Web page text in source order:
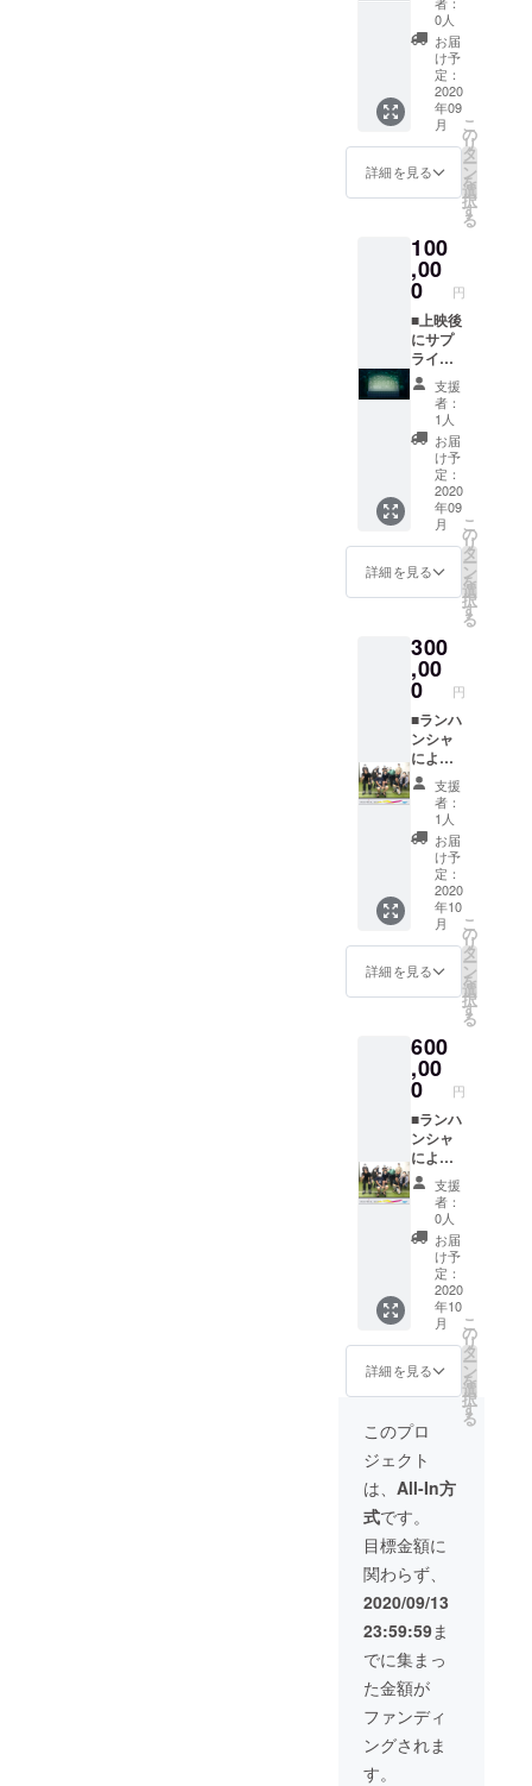
い。 ■
上映前
のオー
プニン
グクレ
ジット
映像に
掲載 ※
に巨大
スク
前がな
がれま
す。 ※
こちら
からの
メール
に記入
がない
場合は
掲載不
要とさ
せてい
ただき
ます。
★全リ
ターン
せ支
援」が
方は、
下田
カーに
て他も
ご案内
できま
す。海
カフェ
巡りか
ポット
まで。
ご相談
くださ
い。 ※
下田
じゃな
くて、
自由に
糸島回
りたい
んだと
いう方
は、
ロード
バイク
は軽バ
ンでよ
ンタ
カーお
貸しで
す。
（ガソ
リン代
こちら
でもち
ます）
※なんな
ら、飯
とかい
きたく
ないか
ら、ラ
映像つ
くって
です。
（たぶ
ん、簡
イトル
くらい
なら作
れるか
なと）
※さらに
なんな
ら、撮
影して
よとか
も考え
ます。
※なんと
なく半
日くら
田使用
を自由
に相談
しても
ら出来
る限り
やりま
す。 ■
オリジ
ナルス
テッ
カーご
提供 ※
白黒1枚
づつ ■
お礼の
メッ
談でき
ます。
※上映の
オペ
レー
ション
などが
必要な
場合
遣可能
です。
その
場合、
現場稼
働３時
間
10000
円程度
相談さ
せてい
くださ
い。 ※
交通宿
泊費な
ど実費
精算 ※
プロ
輸送す
る場合
は別途
送料が
必要に
なりま
す。 ※
福岡市
内であ
れば無
料でお
届けい
たしま
す。 ■
お礼の
メッ
セージ
※ 主催
セージ
をお送
りいた
しま
す。 ■
公式HP
にお名
前を掲
載 ※ 公
式HPに
お名前
を掲載
させて
いただ
きま
す。 ※
支援
時、必
希望の
をご記
入くだ
さい。
※ 掲載
不要の
方は、
リター
ン返信
でお知
らせく
ださ
い。 ■
上映前
のオー
プニン
もあり
ます。
■公式
ホーム
ページ
にスポ
ンサー
タグ掲
載 公
ポン
サーで
リンク
タグを
貼り付
けま
す。 ■
ポップ
コーン
とお飲
み物ご
提供 ※
車両に
乗って
いる人
数分の
ポップ
コーン
トドリ
ンク）
をご提
供いた
しま
す。 ■
オリジ
ナルス
テッ
カーご
提供 ※
白黒1枚
づつ ■
お礼の
メッ
セージ
※ 主催
者より
をお送
りいた
しま
す。 ■
公式HP
にお名
前を掲
載 ※ 公
式HPに
お名前
を掲載
させて
いただ
きま
す。 ※
支援
時、必
ず備考
お名前
をご記
入くだ
さい。
※ 掲載
不要の
方は、
リター
ン返信
メール
でお知
らせく
ださ
い。 ■
上映前
のオー
プニン
グクレ
来場時
には必
ず、社
員証や
名刺な
どその
会社に
所属し
ている
ことが
分かる
お持ち
くださ
い） ※
シア
ターの
グラン
ドオー
プンが
10月の
場合
は、リ
ターン
スター
トが10
月にず
れま
す。 ※
予約状
況によ
りご希
予約で
きない
可能性
もあり
ます。
■公式
ホーム
ページ
にスポ
ンサー
タグ掲
載 公
式ホー
ムペー
ジにス
ポン
サーで
リンク
タグを
貼り付
す。 ■
ポップ
コーン
とお飲
み物ご
提供 ※
車両に
乗って
いる人
数分の
ポップ
コーン
とお飲
み物
（ソフ
トドリ
ンク）
をご提
供いた
しま
す。 ■
オリジ
ナルス
テッ
カーご
提供 ※
白黒1枚
づつ ■
お礼の
メッ
セージ
※ 主催
者より
感謝の
メッ
セージ
をお送
りいた
上映前
にCM広
告を放
送しま
す。 ※
開催期
間中流
し続け
ます。
※シア
ターの
ドオー
プンが
10月の
場合
は、リ
ターン
スター
トが10
月にず
れま
す。 ■
公式
ホーム
ページ
にスポ
ンサー
タグ掲
載 公
式ホー
ムペー
ポン
サーで
リンク
タグを
貼り付
けま
す。 ■
上映チ
ケット
３回分
＆ポッ
プコー
ンとお
飲み物
ご提供
※１車輛
4名様ま
でご利
用いた
だける
ターチ
ケット
です。
※同日に
複数車
両での
ご利用
も複数
日１車
両での
ご利用
も可能
です。
※車両に
乗って
いる人
数分の
ポップ
コーン
とお飲
み物
（ソフ
トドリ
ンク）
をご提
供いた
しま
す。 ■
オリジ
ナルス
テッ
カーご
提供 ※
白黒1枚
づつ ■
お礼の
メッ
セージ
0人
お届
け予
定：
2020
年09
月
詳細を見る
こ
の
リ
タ
ー
ン
を
選
択
す
る
100
,00
0 円
■上映後
にサプ
ライズ
をしま
せん
か？ ※
上映後
に同乗
でい
らっ
しゃる
彼女へ
の告白
や、
日々の
家族へ
やいえ
なかっ
たこと
などの
映像を
ながし
ません
か？ ※
簡単な
ネット
打ちあ
わせ
後、写
真や文
章など
を送っ
ていた
だけれ
ばこち
らで制
します
のでご
相談く
ださ
い。
（複雑
な映像
ではな
く、写
真のス
ライド
ショー
や文字
ベース
での制
作無
料）
（複雑
な場合
や撮影
など作
りこみ
が必要
な場合
は別途
ご相
談） ※
来場時
の1度上
映にな
りま
す。時
間は1分
から3分
以内程
度。 ■
公式
ホーム
支援
者：
1人
お届
け予
定：
2020
年09
月
詳細を見る
こ
の
リ
タ
ー
ン
を
選
択
す
る
300
,00
0 円
■ランハ
ンシャ
による
CM制
作。
（写真
やテキ
スト使
用）
※zoom
による
事前う
ちわせ
（１回
程
度）。
れた写
真と文
字情報
のみで
制作。
※映像は
弊社
フォー
マット
より制
作予
定。 ※
チェッ
ク１
回。そ
の後納
品。 ※
１５秒
から３
０秒程
度。 ※
ランハ
ンシャ
HP →
http://ru
n-
hun.co.j
p ■上映
前３０
秒程度
のCM上
映 ※
上映前
にCM広
告を放
送しま
す。 ■
公式
支援
者：
1人
お届
け予
定：
2020
年10
月
詳細を見る
こ
の
リ
タ
ー
ン
を
選
択
す
る
600
,00
0 円
■ランハ
ンシャ
による
CM制
作。
（オリ
ジナ
ル）
※※zoom
による
事前う
ちわせ
（２
回） ※
簡易コ
ンテも
しくは
イメー
ジ動画
サンプ
ル提案
後制
作。 ※
撮影が
必要な
場合は
自社内
撮影で
１日程
度。 ※
チェッ
ク３回
程度。
その後
支援
者：
0人
お届
け予
定：
2020
年10
月
詳細を見る
こ
の
リ
タ
ー
ン
を
選
択
す
る
このプロ
ジェクト
は、 All-In方
式です。
目標金額に
関わらず、
2020/09/13
23:59:59ま
でに集まっ
た金額が
ファンディ
ングされま
す。